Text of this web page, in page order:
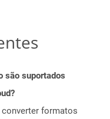
são suportados
formatos